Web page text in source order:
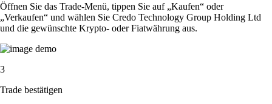
Öffnen Sie das Trade-Menü, tippen Sie auf „Kaufen“ oder
„Verkaufen“ und wählen Sie Credo Technology Group Holding Ltd
und die gewünschte Krypto- oder Fiatwährung aus.
3
Trade bestätigen